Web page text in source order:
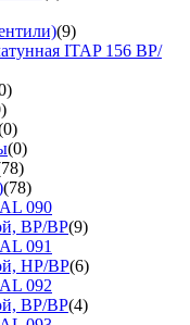
(9)
ITAP 156 ВР/
(0)
(78)
090
ВР/ВР(9)
091
НР/ВР(6)
092
ВР/ВР(4)